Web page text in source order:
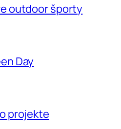
outdoor športy
Day
projekte